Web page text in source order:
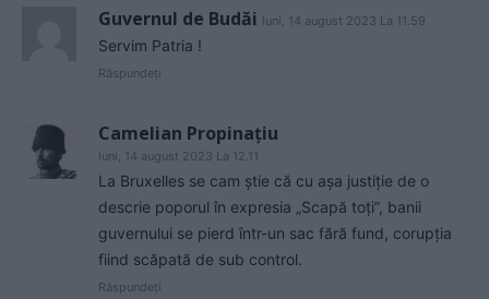
Guvernul de Budăi luni, 14 august 2023 La 11.59
Servim Patria !
Răspundeți
Camelian Propinațiu
luni, 14 august 2023 La 12.11
La Bruxelles se cam știe că cu așa justiție de o
descrie poporul în expresia „Scapă toți”, banii
guvernului se pierd într-un sac fără fund, corupția
fiind scăpată de sub control.
Răspundeți